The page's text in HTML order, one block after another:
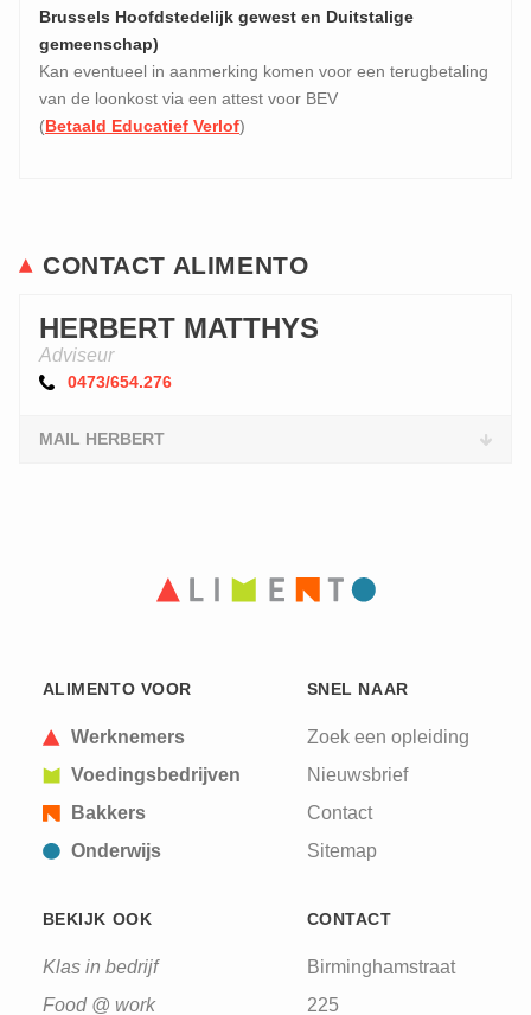
Brussels Hoofdstedelijk gewest en Duitstalige
gemeenschap)
Kan eventueel in aanmerking komen voor een terugbetaling
van de loonkost via een attest voor BEV
(Betaald Educatief Verlof)
CONTACT ALIMENTO
HERBERT MATTHYS
Adviseur
0473/654.276
MAIL HERBERT
ALIMENTO VOOR
Werknemers
Voedingsbedrijven
Bakkers
Onderwijs
SNEL NAAR
Zoek een opleiding
Nieuwsbrief
Contact
Sitemap
BEKIJK OOK
Klas in bedrijf
Food @ work
CONTACT
Birminghamstraat
225